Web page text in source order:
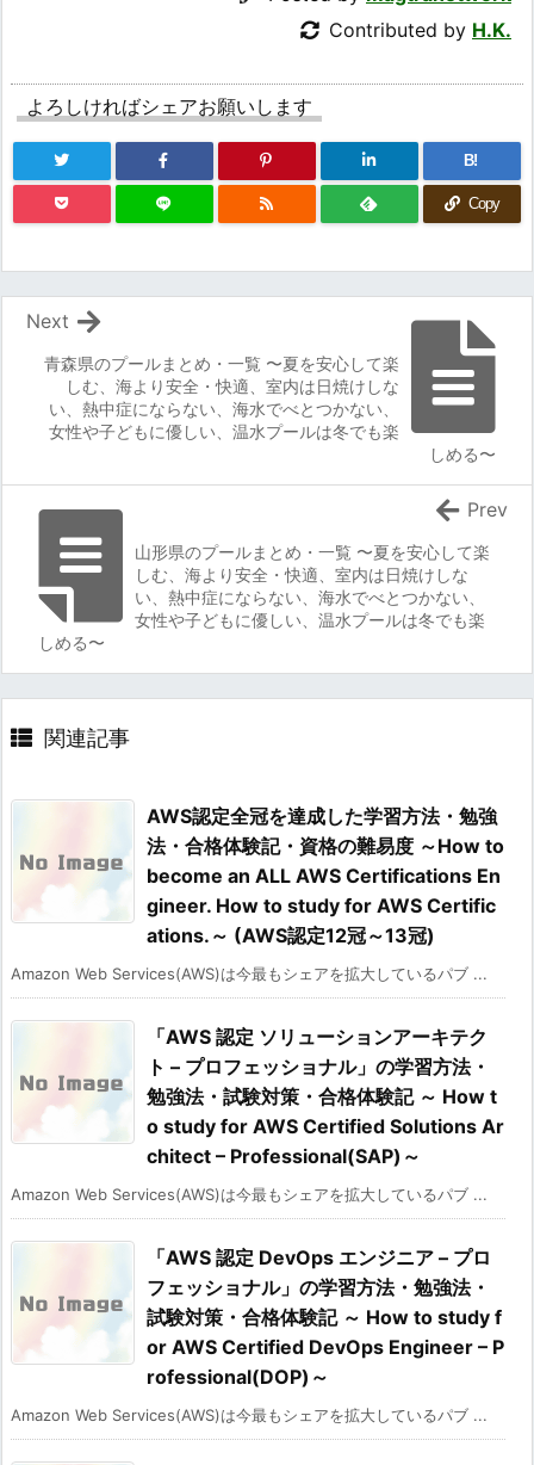
Contributed by H.K.
よろしければシェアお願いします
B!
Copy
青森県のプールまとめ・一覧 〜夏を安心して楽
しむ、海より安全・快適、室内は日焼けしな
い、熱中症にならない、海水でべとつかない、
女性や子どもに優しい、温水プールは冬でも楽
しめる〜
Next
山形県のプールまとめ・一覧 〜夏を安心して楽
しむ、海より安全・快適、室内は日焼けしな
い、熱中症にならない、海水でべとつかない、
女性や子どもに優しい、温水プールは冬でも楽
しめる〜
Prev
関連記事
AWS認定全冠を達成した学習方法・勉強
法・合格体験記・資格の難易度 ～How to
become an ALL AWS Certifications En
gineer. How to study for AWS Certific
ations.～ (AWS認定12冠～13冠)
Amazon Web Services(AWS)は今最もシェアを拡大しているパブ ...
「AWS 認定 ソリューションアーキテク
ト – プロフェッショナル」の学習方法・
勉強法・試験対策・合格体験記 ～ How t
o study for AWS Certified Solutions Ar
chitect – Professional(SAP)～
Amazon Web Services(AWS)は今最もシェアを拡大しているパブ ...
「AWS 認定 DevOps エンジニア – プロ
フェッショナル」の学習方法・勉強法・
試験対策・合格体験記 ～ How to study f
or AWS Certified DevOps Engineer – P
rofessional(DOP)～
Amazon Web Services(AWS)は今最もシェアを拡大しているパブ ...